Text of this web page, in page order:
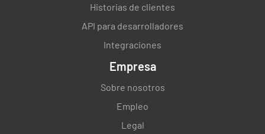
Historias de clientes
API para desarrolladores
Integraciones
Empresa
Sobre nosotros
Empleo
Legal